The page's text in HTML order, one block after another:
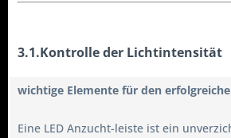
3.1.Kontrolle der Lichtintensität
wichtige Elemente für den
Eine LED Anzucht-leiste ist ein